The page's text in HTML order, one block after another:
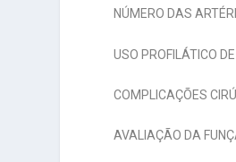
NÚMERO DAS
USO PROFILÁTICO
COMPLICAÇÕES
AVALIAÇÃO DA